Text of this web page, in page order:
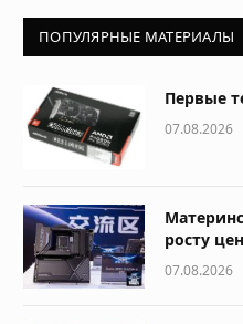
ПОПУЛЯРНЫЕ МАТЕРИАЛЫ
Первые
07.08.2026
росту цен
07.08.2026